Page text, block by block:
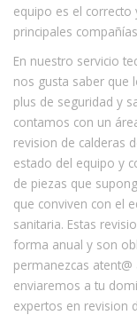
equipo es el
principales
En nuestro servicio
nos gusta saber que
plus de seguridad y
contamos con un
revision de calderas
estado del equipo y
de piezas que
que conviven con el
sanitaria. Estas
forma anual y son
permanezcas
enviaremos a tu
expertos en revision